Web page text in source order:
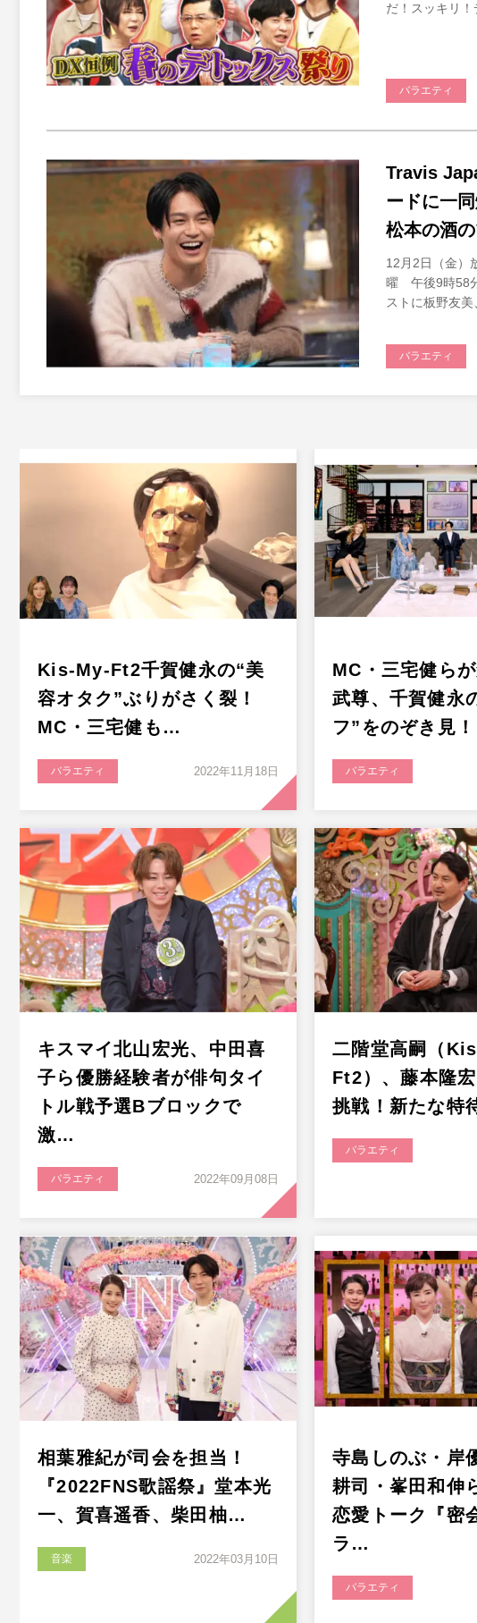
だ！スッキリ
バラエティ
Travis
ードに一
松本の酒の
12月2日（金）
曜 午後9時58
ストに板野友
バラエティ
Kis-My-Ft2千賀健永の“美
容オタク”ぶりがさく裂！
MC・三宅健も…
バラエティ 2022年11月18日
MC・三宅健らが
武尊、千賀健永
フ”をのぞき見
バラエティ
キスマイ北山宏光、中田喜
子ら優勝経験者が俳句タイ
トル戦予選Bブロックで
激…
バラエティ 2022年09月08日
二階堂高嗣（
Ft2）、藤本隆
挑戦！新たな特
バラエティ
相葉雅紀が司会を担当！
『2022FNS歌謡祭』堂本光
一、賀喜遥香、柴田柚…
音楽 2022年03月10日
寺島しのぶ・岸
耕司・峯田和伸
恋愛トーク『密
ラ…
バラエティ